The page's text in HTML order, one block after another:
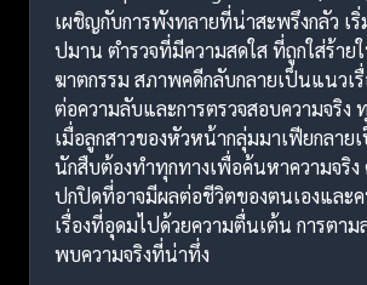
เผชิญกับการพังทลายที่น่าสะพรึงกลัว เ
ปมาน ตำรวจที่มีความสดใส ที่ถูกใส่ร้าย
ฆาตกรรม สภาพคดีกลับกลายเป็นแนวเ
ต่อความลับและการตรวจสอบความจริง
เมื่อลูกสาวของหัวหน้ากลุ่มมาเฟียกลาย
นักสืบต้องทำทุกทางเพื่อค้นหาความจริง
ปกปิดที่อาจมีผลต่อชีวิตของตนเองและ
เรื่องที่อุดมไปด้วยความตื่นเต้น การตาม
พบความจริงที่น่าทึ่ง